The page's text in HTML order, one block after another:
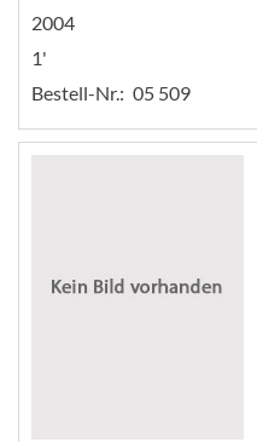
2004
1'
Bestell-Nr.: 05 509